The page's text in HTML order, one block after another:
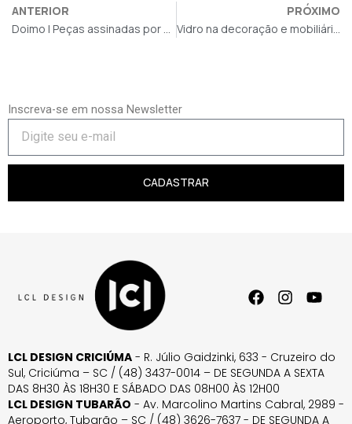
ANTERIOR
PRÓXIMO
Inscreva-se em nossa Newsletter
CADASTRAR
LCL DESIGN CRICIÚMA - R. Júlio Gaidzinki, 633 - Cruzeiro do
Sul, Criciúma – SC / (48) 3437-0014 – DE SEGUNDA A SEXTA
DAS 8H30 ÀS 18H30 E SÁBADO DAS 08H00 ÀS 12H00
LCL DESIGN TUBARÃO - Av. Marcolino Martins Cabral, 2989 -
Aeroporto, Tubarão – SC / (48) 3626-7637 - DE SEGUNDA A